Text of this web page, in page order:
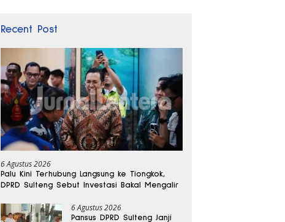
Recent Post
6 Agustus 2026
Palu Kini Terhubung Langsung ke Tiongkok,
DPRD Sulteng Sebut Investasi Bakal Mengalir
6 Agustus 2026
Pansus DPRD Sulteng Janji